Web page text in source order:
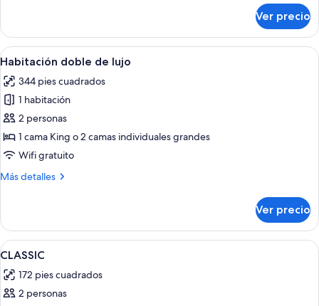
doble
clásica
(Annex
Ver precio
Abrir
todas
las
fotos
de
Habitación
doble
lujo
Un dormitorio con una cama
6
Habitación doble de lujo
344 pies cuadrados
1 habitación
2 personas
1 cama King o 2 camas individuales grandes
Wifi gratuito
Más detalles
Más
doble
de
lujo
Ver precio
Abrir
todas
las
fotos
Ropa de cama de alta calidad y
4
CLASSIC
172 pies cuadrados
2 personas